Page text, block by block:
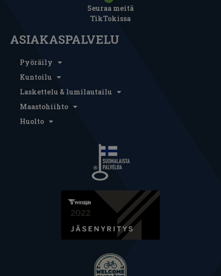
Seuraa meitä
TikTokissa
ASIAKASPALVELU
Pyöräily
Kuntoilu
Laskettelu & lumilautailu
Maastohiihto
Huolto